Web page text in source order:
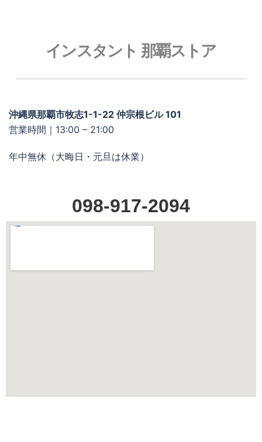
インスタント 那覇ストア
沖縄県那覇市牧志1-1-22 仲宗根ビル 101
営業時間｜13:00 – 21:00
年中無休（大晦日・元旦は休業）
098-917-2094